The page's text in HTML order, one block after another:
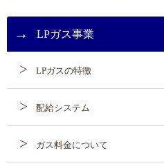
LPガス事業
LPガスの特徴
配給システム
ガス料金について